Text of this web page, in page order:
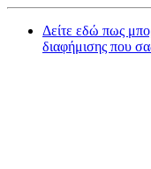
Δείτε εδώ πως
διαφήμισης που